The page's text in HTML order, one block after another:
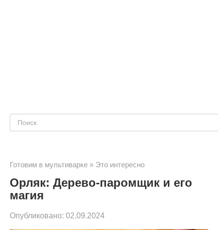
Поиск:
Готовим в мультиварке » Это интересно
Орляк: Дерево-паромщик и его
магия
Опубликовано: 02.09.2024